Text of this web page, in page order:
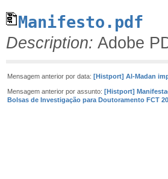
Manifesto.pdf
Description: Adobe
Mensagem anterior por data: [Histport] Al-Madan
Mensagem anterior por assunto: [Histport]
Bolsas de Investigação para Doutoramento FCT